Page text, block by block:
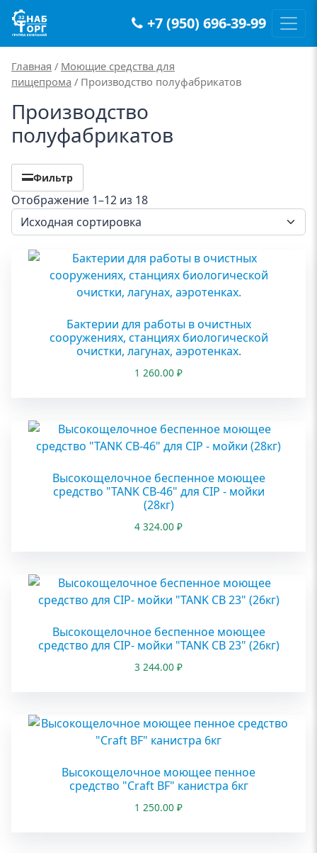
Main Navigation +7 (950) 696-39-99
Главная / Моющие средства для
пищепрома / Производство полуфабрикатов
Производство
полуфабрикатов
Фильтр
Отображение 1–12 из 18
Бактерии для работы в очистных
сооружениях, станциях биологической
очистки, лагунах, аэротенках.
1 260.00 ₽
Высокощелочное беспенное моющее
средство "TANK CB-46" для CIP - мойки
(28кг)
4 324.00 ₽
Высокощелочное беспенное моющее
средство для CIP- мойки "TANK CB 23" (26кг)
3 244.00 ₽
Высокощелочное моющее пенное
средство "Craft BF" канистра 6кг
1 250.00 ₽